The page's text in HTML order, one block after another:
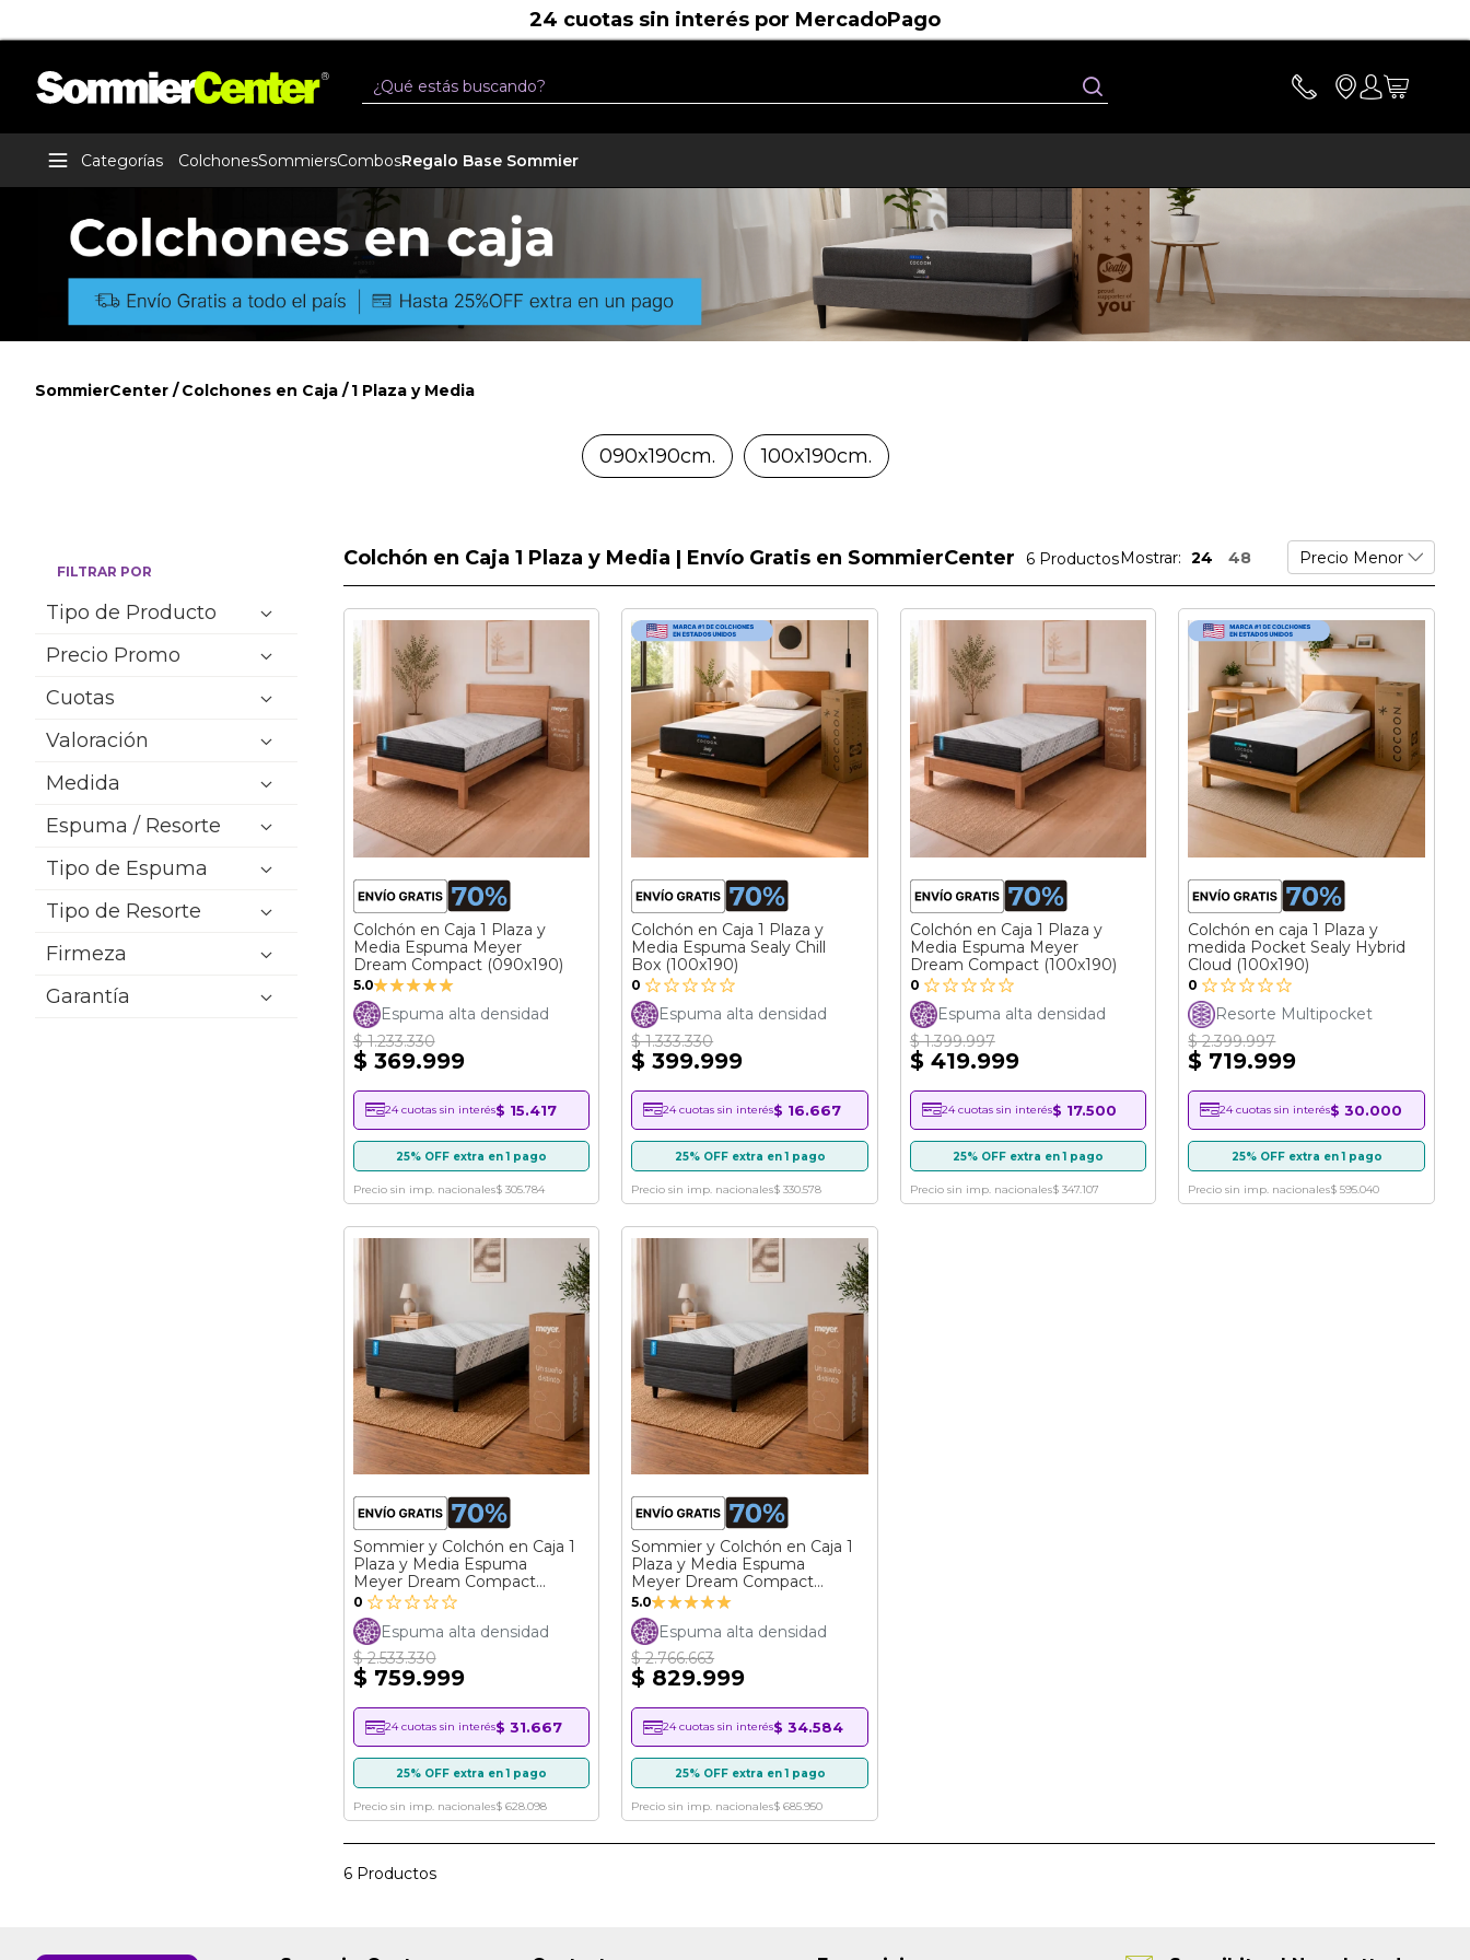
Categorías ColchonesSommiersCombosRegalo Base Sommier
SommierCenter Colchones en Caja 1 Plaza y Media
090x190cm. 100x190cm.
Colchón en Caja 1 Plaza y Media | Envío Gratis en SommierCenter 6ProductosMostrar: 24 48
Colchón en Caja 1 Plaza y
Media Espuma Meyer
Dream Compact (090x190)
5.0Valoración:
100%
Espuma alta densidad
$ 1.233.330
$ 369.999
24 cuotas sin interés$ 15.417
25% OFF extra en 1 pago
Precio sin imp. nacionales$ 305.784
Colchón en Caja 1 Plaza y
Media Espuma Sealy Chill
Box (100x190)
0
Espuma alta densidad
$ 1.333.330
$ 399.999
24 cuotas sin interés$ 16.667
25% OFF extra en 1 pago
Precio sin imp. nacionales$ 330.578
Colchón en Caja 1 Plaza y
Media Espuma Meyer
Dream Compact (100x190)
0
Espuma alta densidad
$ 1.399.997
$ 419.999
24 cuotas sin interés$ 17.500
25% OFF extra en 1 pago
Precio sin imp. nacionales$ 347.107
Colchón en caja 1 Plaza y
medida Pocket Sealy Hybrid
Cloud (100x190)
0
Resorte Multipocket
$ 2.399.997
$ 719.999
24 cuotas sin interés$ 30.000
25% OFF extra en 1 pago
Precio sin imp. nacionales$ 595.040
Sommier y Colchón en Caja 1
Plaza y Media Espuma
Meyer Dream Compact
(090x190)
0
Espuma alta densidad
$ 2.533.330
$ 759.999
24 cuotas sin interés$ 31.667
25% OFF extra en 1 pago
Precio sin imp. nacionales$ 628.098
Sommier y Colchón en Caja 1
Plaza y Media Espuma
Meyer Dream Compact
(100x190)
5.0Valoración:
100%
Espuma alta densidad
$ 2.766.663
$ 829.999
24 cuotas sin interés$ 34.584
25% OFF extra en 1 pago
Precio sin imp. nacionales$ 685.950
6Productos
FILTRAR POR
Tipo de Producto
Precio Promo
Cuotas
Valoración
Medida
Espuma / Resorte
Tipo de Espuma
Tipo de Resorte
Firmeza
Garantía